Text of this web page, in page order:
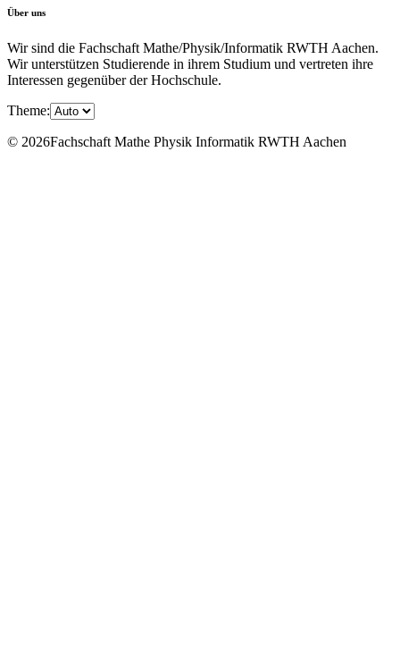
Über uns
Wir sind die Fachschaft Mathe/Physik/Informatik RWTH Aachen.
Wir unterstützen Studierende in ihrem Studium und vertreten ihre
Interessen gegenüber der Hochschule.
Theme:
© 2026Fachschaft Mathe Physik Informatik RWTH Aachen